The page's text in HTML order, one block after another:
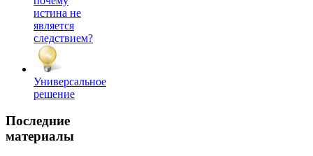
истина не
является
следствием?
Универсальное
решение
Последние
материалы